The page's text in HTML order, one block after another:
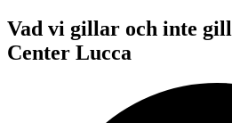
Vad vi gillar och inte
Center Lucca